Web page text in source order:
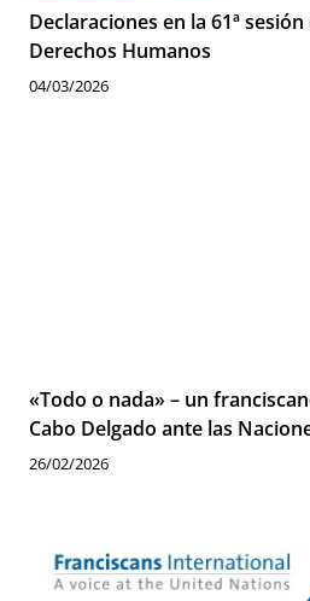
Declaraciones en la 61ª
Derechos Humanos
04/03/2026
«Todo o nada» – un
Cabo Delgado ante las
26/02/2026